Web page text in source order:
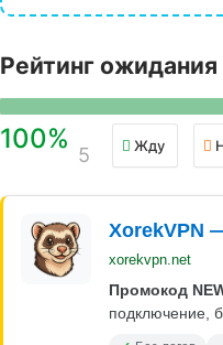
Рейтинг ожидания
100%
5 Жду
XorekVPN
xorekvpn.net
Промокод
подключение,